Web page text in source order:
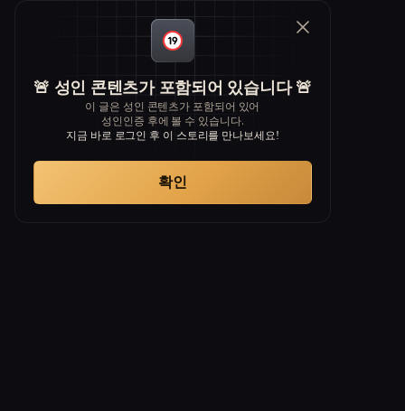
🚨 성인 콘텐츠가 포함되어 있습니다 🚨
이 글은 성인 콘텐츠가 포함되어 있어
성인인증 후에 볼 수 있습니다.
지금 바로 로그인 후 이 스토리를 만나보세요!
확인